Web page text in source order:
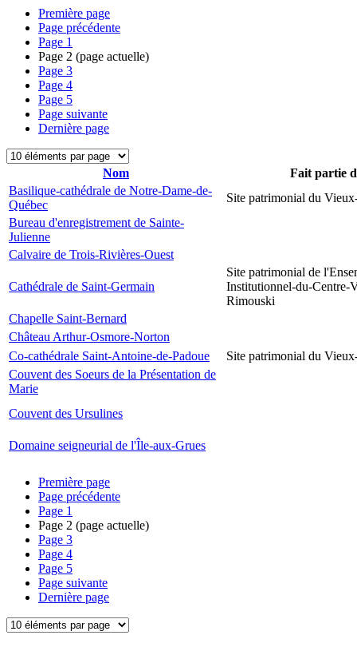
Première page
Page précédente
Page 1
Page 2 (page actuelle)
Page 3
Page 4
Page 5
Page suivante
Dernière page
Nom
Fait partie
Basilique-cathédrale de Notre-Dame-de-
Québec
Site patrimonial du
Bureau d'enregistrement de Sainte-
Julienne
Calvaire de Trois-Rivières-Ouest
Cathédrale de Saint-Germain
Site patrimonial de
Institutionnel-du-Centre-
Rimouski
Chapelle Saint-Bernard
Château Arthur-Osmore-Norton
Co-cathédrale Saint-Antoine-de-Padoue
Site patrimonial du
Couvent des Soeurs de la Présentation de
Marie
Couvent des Ursulines
Domaine seigneurial de l'Île-aux-Grues
Première page
Page précédente
Page 1
Page 2 (page actuelle)
Page 3
Page 4
Page 5
Page suivante
Dernière page